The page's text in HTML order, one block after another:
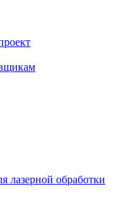
лазерной обработки